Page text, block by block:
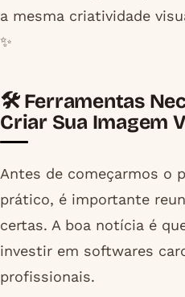
a mesma criatividade
✨
🛠️ Ferramentas
Criar Sua Imagem
Antes de começarmos o
prático, é importante
certas. A boa notícia é
investir em softwares
profissionais.